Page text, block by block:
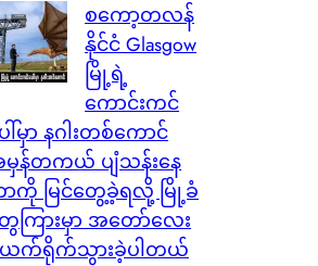
စကော့တလန်
နိုင်ငံ Glasgow
မြို့ရဲ့
ကောင်းကင်
ါ်မှာ နဂါးတစ်ကောင်
န်တကယ် ပျံသန်းနေ
ကို မြင်တွေ့ခဲ့ရလို့ မြို့ခံ
ကြားမှာ အတော်လေး
က်ရိုက်သွားခဲ့ပါတယ်